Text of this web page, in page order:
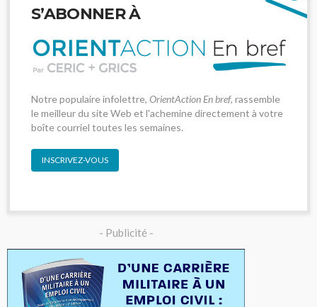
S’ABONNER À
Notre populaire infolettre, OrientAction En bref, rassemble
le meilleur du site Web et l'achemine directement à votre
boîte courriel toutes les semaines.
INSCRIVEZ-VOUS
- Publicité -